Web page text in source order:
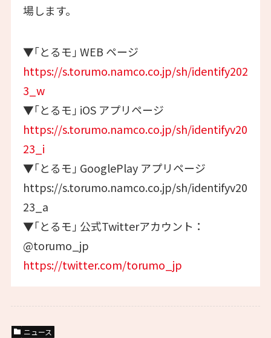
場します。
▼｢とるモ｣ WEB ページ
https://s.torumo.namco.co.jp/sh/identify202
3_w
▼｢とるモ｣ iOS アプリページ
https://s.torumo.namco.co.jp/sh/identifyv20
23_i
▼｢とるモ｣ GooglePlay アプリページ
https://s.torumo.namco.co.jp/sh/identifyv20
23_a
▼｢とるモ｣ 公式Twitterアカウント：
@torumo_jp
https://twitter.com/torumo_jp
ニュース